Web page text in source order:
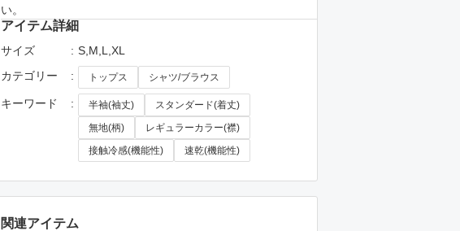
い。
アイテム詳細
サイズ
S,M,L,XL
カテゴリー
トップス シャツ/ブラウス
キーワード 半袖(袖丈)
スタンダード(着丈)
無地(柄)
レギュラーカラー(襟)
接触冷感(機能性)
速乾(機能性)
関連アイテム